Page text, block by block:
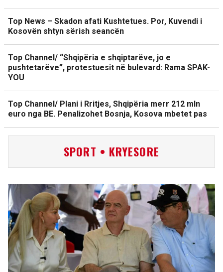
Top News – Skadon afati Kushtetues. Por, Kuvendi i
Kosovën shtyn sërish seancën
Top Channel/ “Shqipëria e shqiptarëve, jo e
pushtetarëve”, protestuesit në bulevard: Rama SPAK-
YOU
Top Channel/ Plani i Rritjes, Shqipëria merr 212 mln
euro nga BE. Penalizohet Bosnja, Kosova mbetet pas
SPORT • KRYESORE